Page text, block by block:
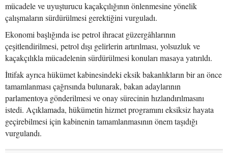
mücadele ve uyuşturucu kaçakçılığının önlenmesine yönelik
çalışmaların sürdürülmesi gerektiğini vurguladı.
Ekonomi başlığında ise petrol ihracat güzergâhlarının
çeşitlendirilmesi, petrol dışı gelirlerin artırılması, yolsuzluk ve
kaçakçılıkla mücadelenin sürdürülmesi konuları masaya yatırıldı.
İttifak ayrıca hükümet kabinesindeki eksik bakanlıkların bir an önce
tamamlanması çağrısında bulunarak, bakan adaylarının
parlamentoya gönderilmesi ve onay sürecinin hızlandırılmasını
istedi. Açıklamada, hükümetin hizmet programını eksiksiz hayata
geçirebilmesi için kabinenin tamamlanmasının önem taşıdığı
vurgulandı.